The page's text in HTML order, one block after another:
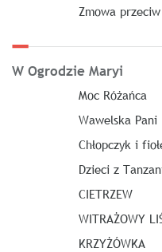
Zmowa
W Ogrodzie Maryi
Moc Różańca
Wawelska Pani
Chłopczyk i
Dzieci z
CIETRZEW
WITRAŻOWY
KRZYŻÓWKA